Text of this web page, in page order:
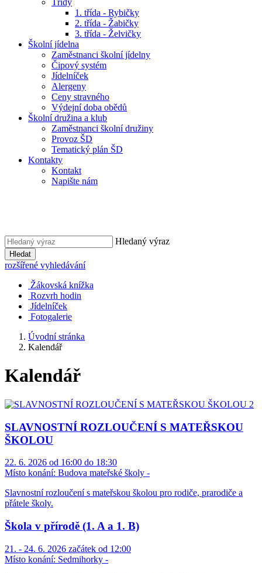
Třídy
1. třída - Rybičky
2. třída - Žabičky
3. třída - Želvičky
Školní jídelna
Zaměstnanci školní jídelny
Čipový systém
Jídelníček
Alergeny
Ceny stravného
Výdejní doba obědů
Školní družina a klub
Zaměstnanci školní družiny
Provoz ŠD
Tematický plán ŠD
Kontakty
Kontakt
Napište nám
Hledaný výraz
Hledat
rozšířené vyhledávání
Žákovská knížka
Rozvrh hodin
Jídelníček
Fotogalerie
Úvodní stránka
Kalendář
Kalendář
SLAVNOSTNÍ ROZLOUČENÍ S MATEŘSKOU
ŠKOLOU
22. 6. 2026 od 16:00 do 18:30
Místo konání: Budova mateřské školy -
Slavnostní rozloučení s mateřskou školou pro rodiče, prarodiče a
přátele školy.
Škola v přírodě (1. A a 1. B)
21. - 24. 6. 2026 začátek od 12:00
Místo konání: Sedmihorky -